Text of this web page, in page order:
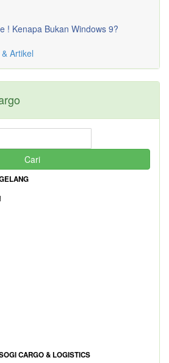
! Kenapa Bukan Windows 9?
Artikel
CARGO & LOGISTICS